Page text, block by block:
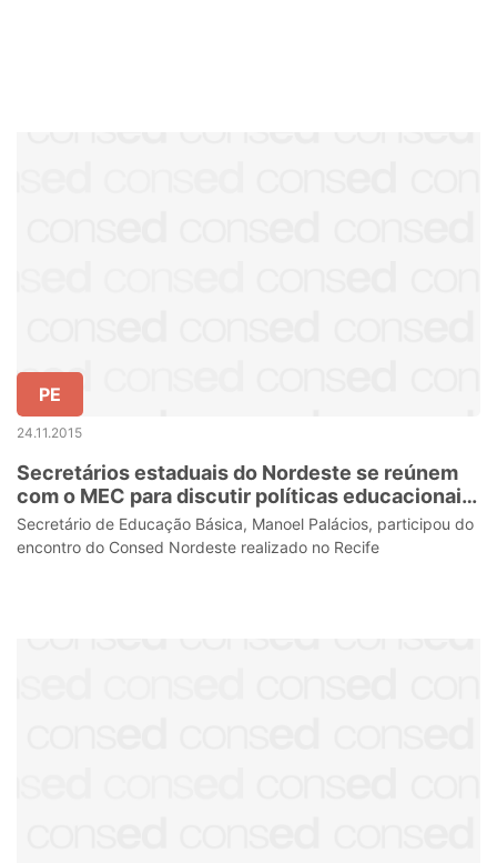
PE
24.11.2015
Secretários estaduais do Nordeste se reúnem
com o MEC para discutir políticas educacionais
para a região
Secretário de Educação Básica, Manoel Palácios, participou do
encontro do Consed Nordeste realizado no Recife